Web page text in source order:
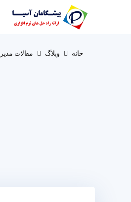
خانه وبلاگ مقالات